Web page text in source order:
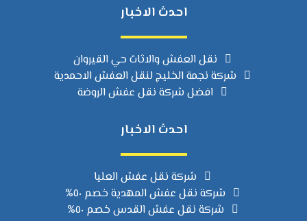
احدث الاخبار
نقل العفش والاثاث حي القيروان
شركة نجمة الخليج لنقل العفش الاحمدية
افضل شركة نقل عفش الروضة
احدث الاخبار
شركة نقل عفش العليا
شركة نقل عفش المهدية خصم ٥٠%
شركة نقل عفش القدس خصم ٥٠%